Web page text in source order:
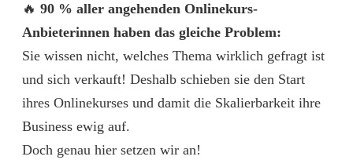
🔥 90 % aller angehenden Onlinekurs-
Anbieterinnen haben das gleiche Problem:
Sie wissen nicht, welches Thema wirklich gefragt ist
und sich verkauft! Deshalb schieben sie den Start
ihres Onlinekurses und damit die Skalierbarkeit ihre
Business ewig auf.
Doch genau hier setzen wir an!